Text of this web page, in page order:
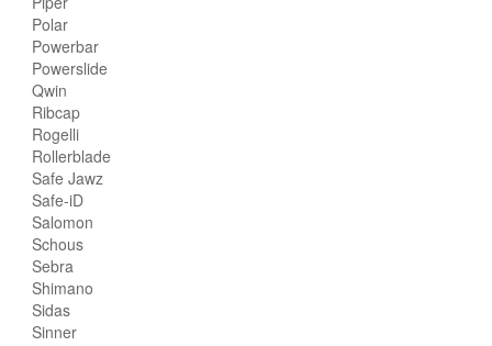
Polar
Powerbar
Powerslide
Qwin
Ribcap
Rogelli
Rollerblade
Safe Jawz
Safe-iD
Salomon
Schous
Sebra
Shimano
Sidas
Sinner